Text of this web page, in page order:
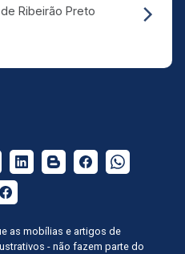
Ribeirão Preto
as mobílias e artigos de
- não fazem parte do